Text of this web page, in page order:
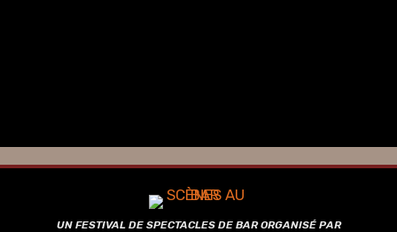
UN FESTIVAL DE SPECTACLES DE BAR ORGANISÉ PAR